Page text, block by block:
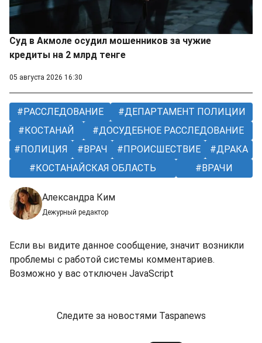
Суд в Акмоле осудил мошенников за чужие
кредиты на 2 млрд тенге
05 августа 2026 16:30
РАССЛЕДОВАНИЕ
ДЕПАРТАМЕНТ ПОЛИЦИИ
КОСТАНАЙ
ДОСУДЕБНОЕ РАССЛЕДОВАНИЕ
ПОЛИЦИЯ
ВРАЧ ПРОИСШЕСТВИЕ
ДРАКА
КОСТАНАЙСКАЯ ОБЛАСТЬ
ВРАЧИ
Александра Ким
Дежурный редактор
Если вы видите данное сообщение, значит возникли
проблемы с работой системы комментариев.
Возможно у вас отключен JavaScript
Следите за новостями Taspanews